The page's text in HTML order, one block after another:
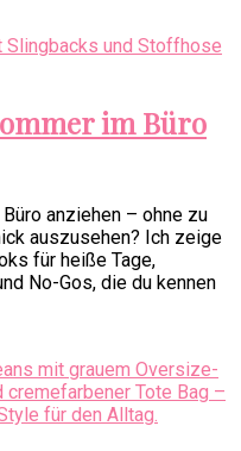
im Büro
anziehen – ohne zu
auszusehen? Ich zeige
für heiße Tage,
No-Gos, die du kennen